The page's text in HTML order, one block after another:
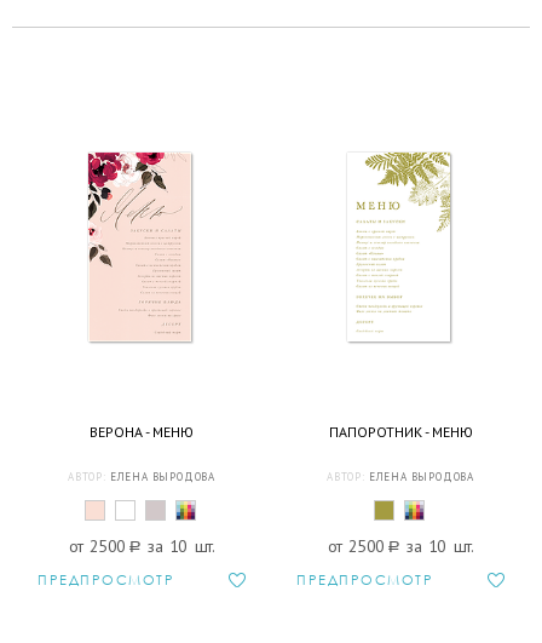
ВЕРОНА - МЕНЮ
АВТОР: ЕЛЕНА ВЫРОДОВА
от 2500 a за 10 шт.
ПРЕДПРОСМОТР
ПАПОРОТНИК - МЕНЮ
АВТОР: ЕЛЕНА ВЫРОДОВА
от 2500 a за 10 шт.
ПРЕДПРОСМОТР